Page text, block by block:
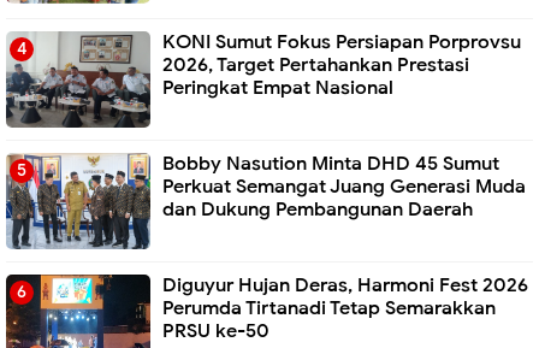
KONI Sumut Fokus Persiapan Porprovsu
2026, Target Pertahankan Prestasi
Peringkat Empat Nasional
Bobby Nasution Minta DHD 45 Sumut
Perkuat Semangat Juang Generasi Muda
dan Dukung Pembangunan Daerah
Diguyur Hujan Deras, Harmoni Fest 2026
Perumda Tirtanadi Tetap Semarakkan
PRSU ke-50